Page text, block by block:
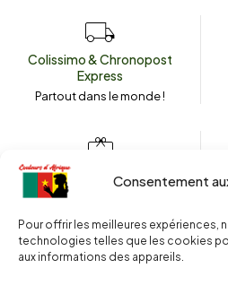
Consentement
Pour offrir les meilleures expériences,
technologies telles que les cookies
aux informations des appareils.
Colissimo & Chronopost
Express
Partout dans le monde !
Envoyez un message
couleursdafrique974.com
Couleurs